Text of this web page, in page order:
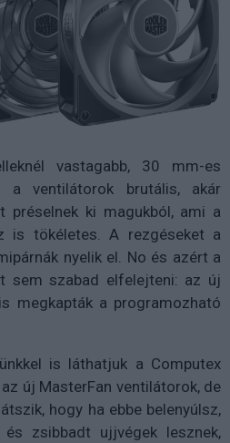
vastagabb, 30 mm-es
a ventilátorok brutális, akár
préselnek ki magukból, ami a
is tökéletes. A rezgéseket a
nyelik el. No és azért a
sem szabad elfelejteni: az új
megkapták a programozható
is láthatjuk a Computex
új MasterFan ventilátorok, de
hogy ha ebbe belenyúlsz,
zsibbadt ujjvégek lesznek,